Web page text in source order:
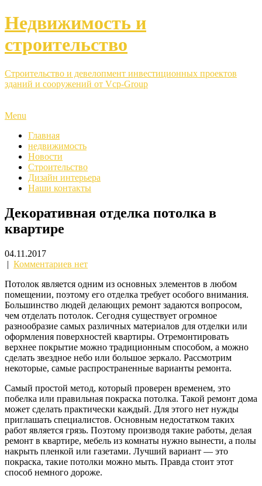
Недвижимость и
строительство
Строительство и девелопмент инвестиционных проектов
зданий и сооружений от Vcp-Group
Menu
Главная
недвижимость
Новости
Строительство
Дизайн интерьера
Наши контакты
Декоративная отделка потолка в
квартире
04.11.2017
| Комментариев нет
Потолок является одним из основных элементов в любом
помещении, поэтому его отделка требует особого внимания.
Большинство людей делающих ремонт задаются вопросом,
чем отделать потолок. Сегодня существует огромное
разнообразие самых различных материалов для отделки или
оформления поверхностей квартиры. Отремонтировать
верхнее покрытие можно традиционным способом, а можно
сделать звездное небо или большое зеркало. Рассмотрим
некоторые, самые распространенные варианты ремонта.
Самый простой метод, который проверен временем, это
побелка или правильная покраска потолка. Такой ремонт дома
может сделать практически каждый. Для этого нет нужды
приглашать специалистов. Основным недостатком таких
работ является грязь. Поэтому производя такие работы, делая
ремонт в квартире, мебель из комнаты нужно вынести, а полы
накрыть пленкой или газетами. Лучший вариант — это
покраска, такие потолки можно мыть. Правда стоит этот
способ немного дороже.